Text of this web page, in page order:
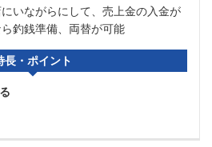
いながらにして、売上金の入金が
釣銭準備、両替が可能
長・ポイント